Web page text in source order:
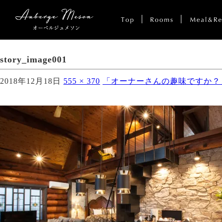
story_image001
2018年12月18日 555 × 370 「オーナーさんの趣味ですか